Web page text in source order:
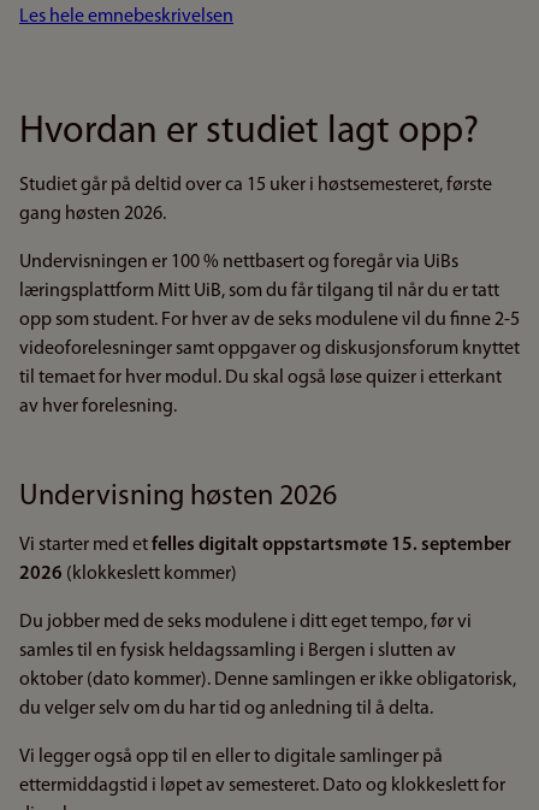
Les hele emnebeskrivelsen
Hvordan er studiet lagt opp?
Studiet går på deltid over ca 15 uker i høstsemesteret, første
gang høsten 2026.
Undervisningen er 100 % nettbasert og foregår via UiBs
læringsplattform Mitt UiB, som du får tilgang til når du er tatt
opp som student. For hver av de seks modulene vil du finne 2-5
videoforelesninger samt oppgaver og diskusjonsforum knyttet
til temaet for hver modul. Du skal også løse quizer i etterkant
av hver forelesning.
Undervisning høsten 2026
Vi starter med etfelles digitalt oppstartsmøte 15. september
2026 (klokkeslett kommer)
Du jobber med de seks modulene i ditt eget tempo, før vi
samles til en fysisk heldagssamling i Bergen i slutten av
oktober (dato kommer). Denne samlingen er ikke obligatorisk,
du velger selv om du har tid og anledning til å delta.
Vi legger også opp til en eller to digitale samlinger på
ettermiddagstid i løpet av semesteret. Dato og klokkeslett for